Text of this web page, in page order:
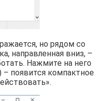
но рядом со
направленная вниз, –
Нажмите на него
появится компактное